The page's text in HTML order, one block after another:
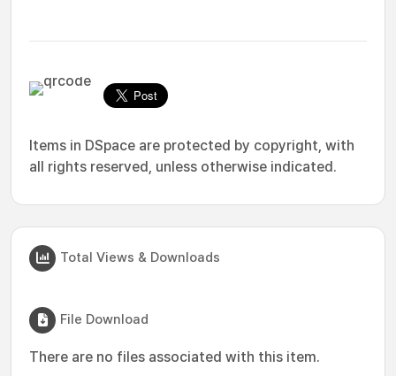
Items in DSpace are protected by copyright, with
all rights reserved, unless otherwise indicated.
Total Views & Downloads
File Download
There are no files associated with this item.